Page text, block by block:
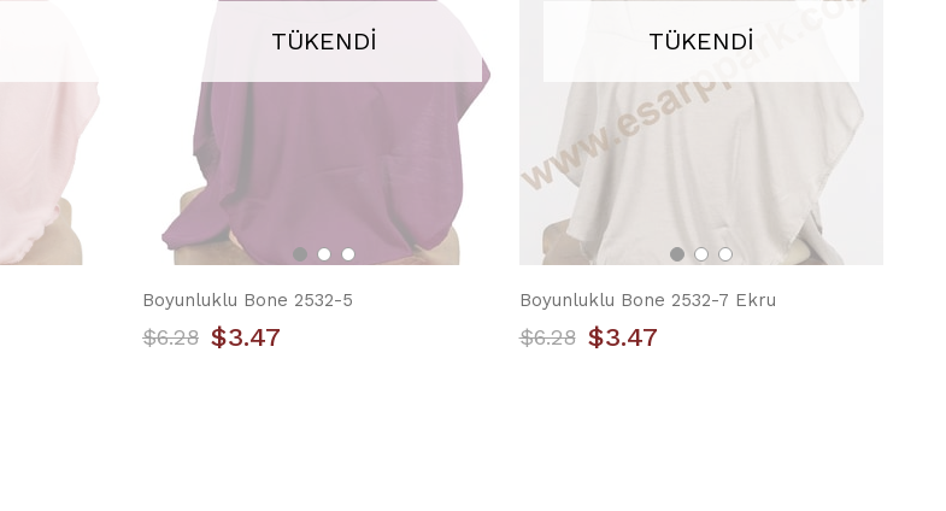
TÜKENDI
Boyunluklu Bone 2532-5
$3.47
$6.28
TÜKENDI
Boyunluklu Bone 2532-7 Ekru
$3.47
$6.28